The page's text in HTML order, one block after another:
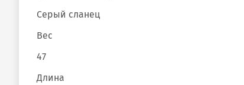
Cерый сланец
Вес
47
Длина